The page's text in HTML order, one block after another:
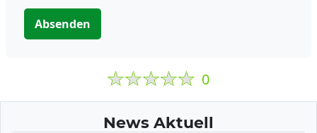
Absenden
0
News Aktuell